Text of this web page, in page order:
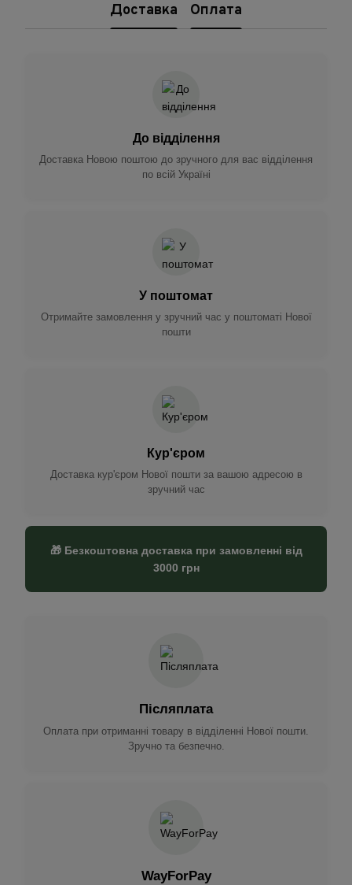
Доставка Оплата
До відділення
Доставка Новою поштою до зручного для вас відділення
по всій Україні
У поштомат
Отримайте замовлення у зручний час у поштоматі Нової
пошти
Кур'єром
Доставка кур'єром Нової пошти за вашою адресою в
зручний час
🎁 Безкоштовна доставка при замовленні від
3000 грн
Післяплата
Оплата при отриманні товару в відділенні Нової пошти.
Зручно та безпечно.
WayForPay